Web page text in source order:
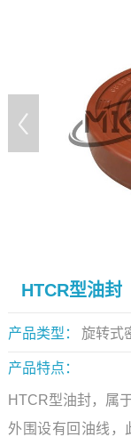
HTCR型油封
产品类型： 旋转式
产品特点：
HTCR型油封，属
外围设有回油线，